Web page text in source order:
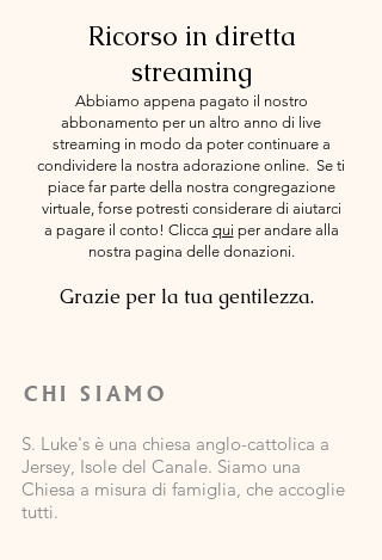
Ricorso in diretta
streaming
Abbiamo appena pagato il nostro
abbonamento per un altro anno di live
streaming in modo da poter continuare a
condividere la nostra adorazione online. Se ti
piace far parte della nostra congregazione
virtuale, forse potresti considerare di aiutarci
a pagare il conto! Clicca qui per andare alla
nostra pagina delle donazioni.
Grazie per la tua gentilezza.
CHI SIAMO
S. Luke's è una chiesa anglo-cattolica a
Jersey, Isole del Canale. Siamo una
Chiesa a misura di famiglia, che accoglie
tutti.